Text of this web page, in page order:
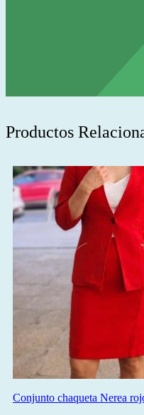
Productos
Conjunto chaqueta Nerea